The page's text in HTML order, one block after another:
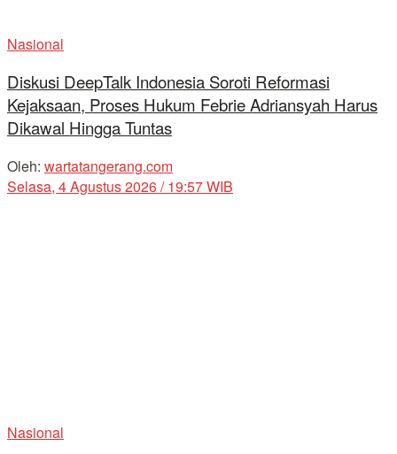
Nasional
Diskusi DeepTalk Indonesia Soroti Reformasi
Kejaksaan, Proses Hukum Febrie Adriansyah Harus
Dikawal Hingga Tuntas
Oleh: wartatangerang.com
Selasa, 4 Agustus 2026 / 19:57 WIB
Nasional